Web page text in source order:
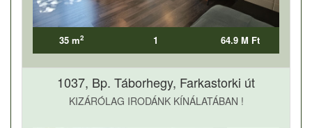
35 m2 1 64.9 M Ft
1037, Bp. Táborhegy, Farkastorki út
KIZÁRÓLAG IRODÁNK KÍNÁLATÁBAN !